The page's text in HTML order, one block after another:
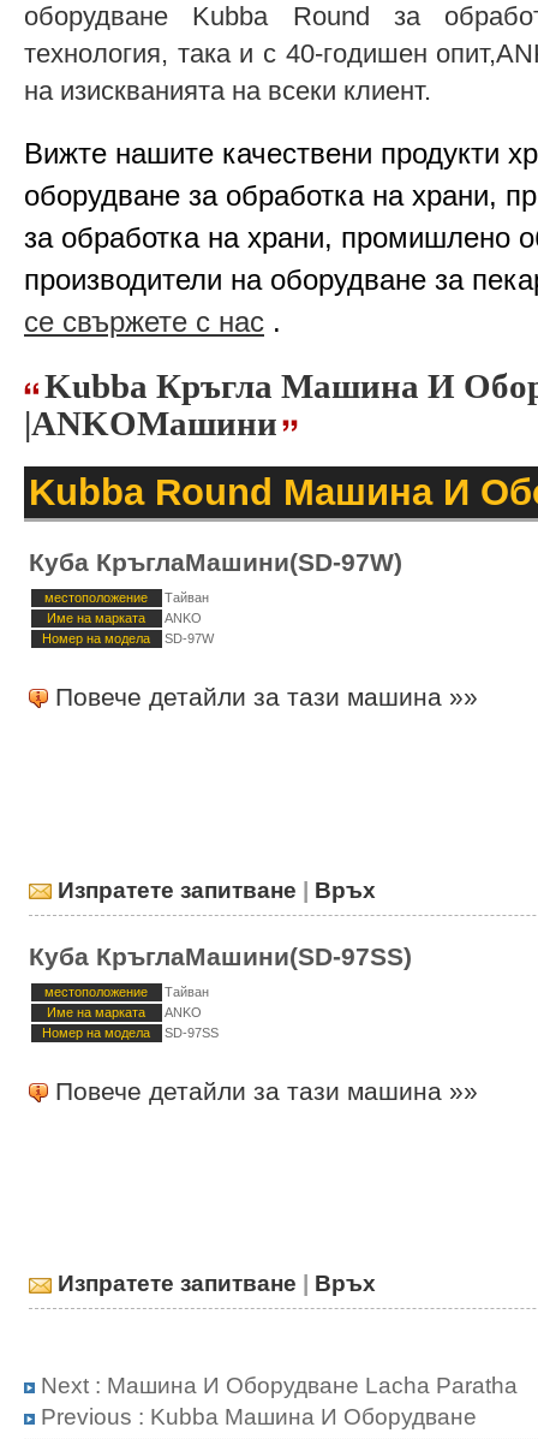
оборудване Kubba Round за
технология, така и с 40-годишен
на изискванията на всеки клиент.
Вижте нашите качествени продукти
оборудване за обработка на храни,
за обработка на храни, промишлено
производители на оборудване за
се свържете с нас .
Kubba Кръгла Машина И
|ANKOМашини
Kubba Round Машина И
Куба КръглаМашини(SD-97W)
местоположение
Тайван
Име на марката
ANKO
Номер на модела
SD-97W
Повече детайли за тази машина »»
Изпратете запитване | Връх
Куба КръглаМашини(SD-97SS)
местоположение
Тайван
Име на марката
ANKO
Номер на модела
SD-97SS
Повече детайли за тази машина »»
Изпратете запитване | Връх
Next : Машина И Оборудване Lacha Paratha
Previous : Kubba Машина И Оборудване